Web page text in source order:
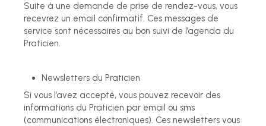
Suite à une demande de prise de rendez-vous, vous
recevrez un email confirmatif. Ces messages de
service sont nécessaires au bon suivi de l’agenda du
Praticien.
Newsletters du Praticien
Si vous l’avez accepté, vous pouvez recevoir des
informations du Praticien par email ou sms
(communications électroniques). Ces newsletters vous